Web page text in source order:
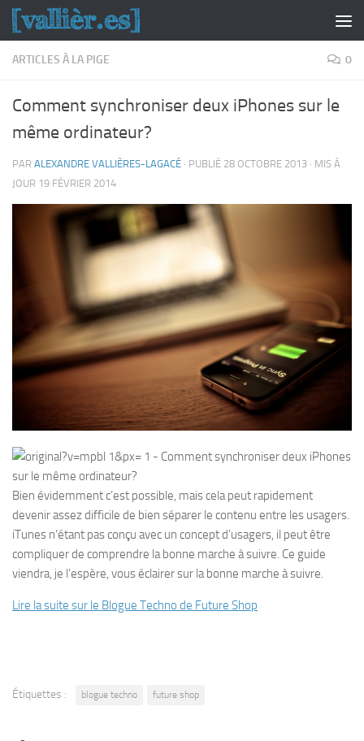
Skip to content
ARTICLES À LA PIGE 0
Comment synchroniser deux iPhones sur le
même ordinateur?
PAR ALEXANDRE VALLIÈRES-LAGACÉ · PUBLIÉ 28 OCTOBRE 2013 · MIS À
JOUR 19 FÉVRIER 2014
Bien évidemment c’est possible, mais cela peut rapidement
devenir assez difficile de bien séparer le contenu entre les usagers.
iTunes n’étant pas conçu avec un concept d’usagers, il peut être
compliquer de comprendre la bonne marche à suivre. Ce guide
viendra, je l’espère, vous éclairer sur la bonne marche à suivre.
Lire la suite sur le Blogue Techno de Future Shop
Étiquettes : blogue techno future shop